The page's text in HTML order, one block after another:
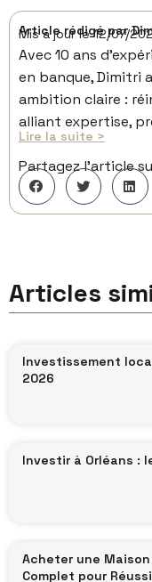
Article rédigé par
Mis à jour le 12/07/
Avec 10 ans
en banque, Dimitri
ambition claire :
alliant expertise,
Lire la suite >
Partagez l’article
Articles
Investissement
2026
Investir à Orléans :
Acheter une
Complet pour